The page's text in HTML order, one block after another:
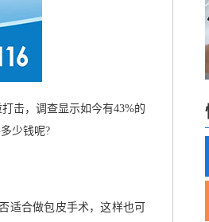
击，调查显示如今有43%的
少钱呢?
合做包皮手术，这样也可